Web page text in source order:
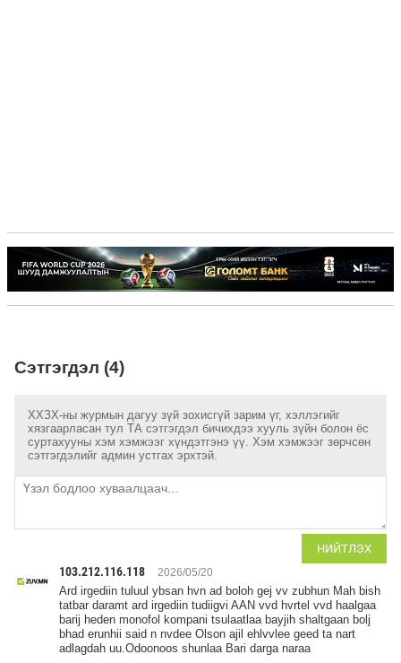
Сэтгэгдэл (4)
ХХЗХ-ны журмын дагуу зүй зохисгүй зарим үг, хэллэгийг
хязгаарласан тул ТА сэтгэгдэл бичихдээ хууль зүйн болон ёс
суртахууны хэм хэмжээг хүндэтгэнэ үү. Хэм хэмжээг зөрчсөн
сэтгэгдэлийг админ устгах эрхтэй.
НИЙТЛЭХ
103.212.116.118 2026/05/20
Ard irgediin tuluul ybsan hvn ad boloh gej vv zubhun Mah bish
tatbar daramt ard irgediin tudiigvi AAN vvd hvrtel vvd haalgaa
barij heden monofol kompani tsulaatlaa bayjih shaltgaan bolj
bhad erunhii said n nvdee Olson ajil ehlvvlee geed ta nart
adlagdah uu.Odoonoos shunlaa Bari darga naraa